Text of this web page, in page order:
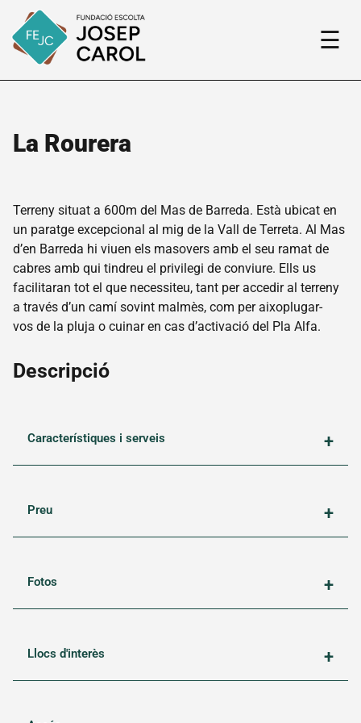
nostre
projecte
Qui
som
Història
de la
Fundació
xarxa
Transparència
Catalans
Quico
Sabaté
de
del bon
☰
La Rourera
Terreny situat a 600m del Mas de Barreda. Està ubicat en
un paratge excepcional al mig de la Vall de Terreta. Al Mas
d’en Barreda hi viuen els masovers amb el seu ramat de
cabres amb qui tindreu el privilegi de conviure. Ells us
facilitaran tot el que necessiteu, tant per accedir al terreny
a través d’un camí sovint malmès, com per aixoplugar-
vos de la pluja o cuinar en cas d’activació del Pla Alfa.
Descripció
Característiques i serveis
Preu
Fotos
Llocs d'interès